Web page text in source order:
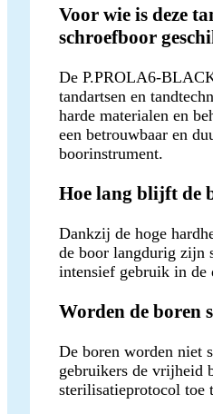
Voor wie is deze
schroefboor
De P.PROLA6-
tandartsen en
harde materialen en
een betrouwbaar en
boorinstrument.
Hoe lang blijft de
Dankzij de hoge
de boor langdurig zijn
intensief gebruik in
Worden de boren
De boren worden niet
gebruikers de vrijheid
sterilisatieprotocol toe